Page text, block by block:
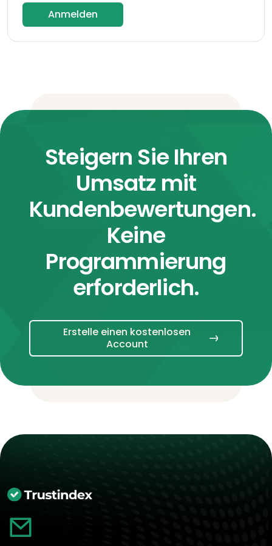
Anmelden
Steigern Sie Ihren
Umsatz mit
Kundenbewertungen.
Keine
Programmierung
erforderlich.
Erstelle einen kostenlosen
Account